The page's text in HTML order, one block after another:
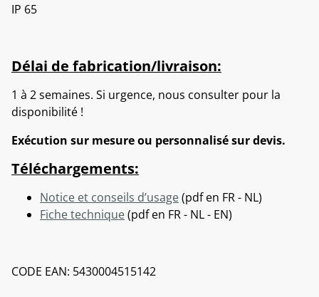
IP 65
Délai de fabrication/livraison:
1 à 2 semaines. Si urgence, nous consulter pour la
disponibilité !
Exécution sur mesure ou personnalisé sur devis.
Téléchargements:
Notice et conseils d’usage(pdf en FR - NL)
Fiche technique(pdf en FR - NL - EN)
CODE EAN: 5430004515142